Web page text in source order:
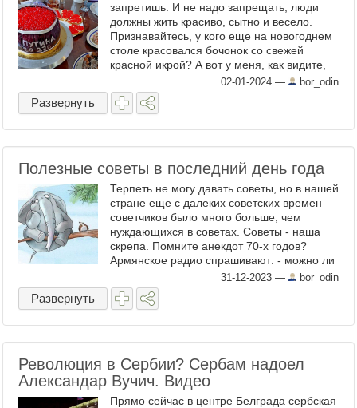
запретишь. И не надо запрещать, люди
должны жить красиво, сытно и весело.
Признавайтесь, у кого еще на новогоднем
столе красовался бочонок со свежей
красной икрой? А вот у меня, как видите,
был! Завидуете? Но, как модно нынче
говорить - не всё так ...
02-01-2024 — bor_odin
Развернуть
Полезные советы в последний день года
Терпеть не могу давать советы, но в нашей
стране еще с далеких советских времен
советчиков было много больше, чем
нуждающихся в советах. Советы - наша
скрепа. Помните анекдот 70-х годов?
Армянское радио спрашивают: - можно ли
изнасиловать женщину на улице Москвы?
Армянское радио ...
31-12-2023 — bor_odin
Развернуть
Революция в Сербии? Сербам надоел
Александар Вучич. Видео
Прямо сейчас в центре Белграда сербская